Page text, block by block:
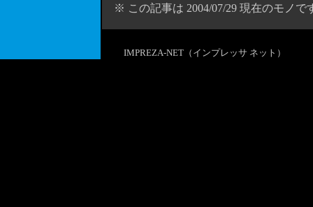
※ この記事は 2004/07/29 現在のモノで
IMPREZA-NET（インプレッサ ネット）